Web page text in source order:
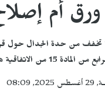
أم
تخفف من حدة الجدال حول
هو مجرد إعلان سياسي لا أكثر.
08:09